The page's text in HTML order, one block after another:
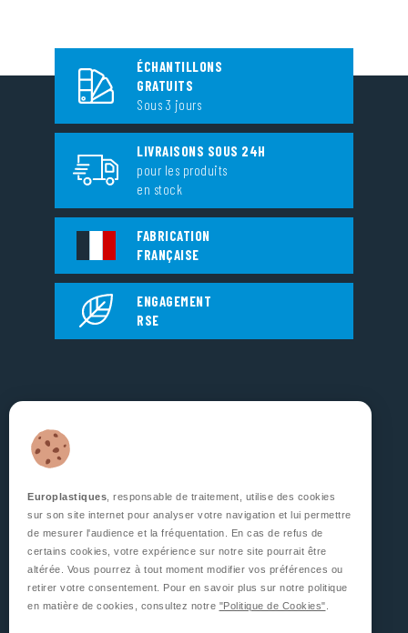
5, Rue Jean Dausset
Zone d’Activité des Grands Prés
53810 CHANGÉ
SUIVEZ NOUS
CONTACTEZ-NOUS
ÉCHANTILLONS
GRATUITS
Sous 3 jours
LIVRAISONS SOUS 24H
pour les produits
en stock
FABRICATION
FRANÇAISE
ENGAGEMENT
RSE
Europlastiques , responsable de traitement, utilise des cookies
sur son site internet pour analyser votre navigation et lui permettre
de mesurer l'audience et la fréquentation. En cas de refus de
certains cookies, votre expérience sur notre site pourrait être
altérée. Vous pourrez à tout moment modifier vos préférences ou
retirer votre consentement. Pour en savoir plus sur notre politique
en matière de cookies, consultez notre "Politique de Cookies"